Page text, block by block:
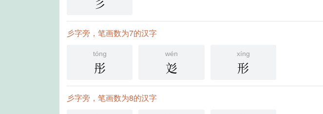
彡
彡字旁，笔画数为7的汉字
tóng
彤
wén
彣
xíng
形
彡字旁，笔画数为8的汉字